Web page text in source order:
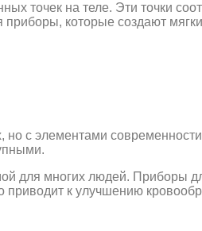
точек на теле. Эти точки
приборы, которые создают
но с элементами
для многих людей. Приборы
приводит к улучшению